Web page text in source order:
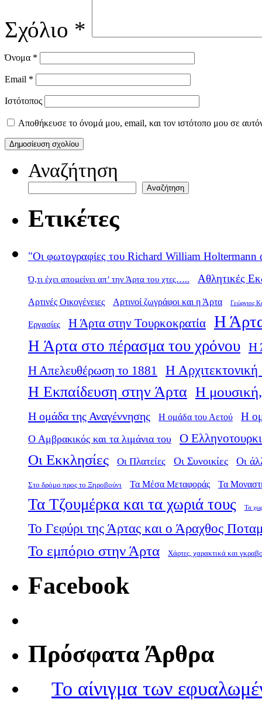
Σχόλιο *
Όνομα *
Email *
Ιστότοπος
Αποθήκευσε το όνομά μου, email, και τον ιστότοπο μου σε
Αναζήτηση
Αναζήτηση
Ετικέτες
"Οι φωτογραφίες του Richard William Holtermann
Ό,τι έχει απομείνει απ’ την Άρτα του χτες….. Αθλητικές
Αρτινές Οικογένειες Αρτινοί ζωγράφοι και η Άρτα Γεώργιος
Εργασίες Η Άρτα στην Τουρκοκρατία Η
Η Άρτα στο πέρασμα του χρόνου Η
Η Απελευθέρωση το 1881
Η
Η Εκπαίδευση στην Άρτα Η μουσική,
Η ομάδα της Αναγέννησης Η ομάδα του Αετού Η
Ο Αμβρακικός και τα λιμάνια του Ο
Οι Εκκλησίες Οι Πλατείες Οι Συνοικίες Οι
Στο δρόμο προς το Ξηροβούνι Τα Μέσα Μεταφοράς Τα
Τα Τζουμέρκα και τα χωριά τους Τα
Το Γεφύρι της Άρτας και ο Άραχθος
Το εμπόριο στην Άρτα Χάρτες, χαρακτικά και
Facebook
Πρόσφατα Άρθρα
Το αίνιγμα των